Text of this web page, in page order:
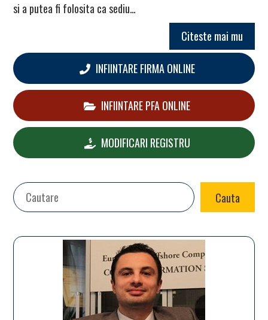
si a putea fi folosita ca sediu…
Citeste mai mu
INFIINTARE FIRMA ONLINE
INFIINTARE PFA ONLINE
MODIFICARI REGISTRU
Search Cauta